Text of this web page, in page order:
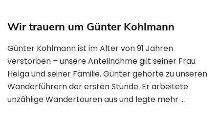
Wir trauern um Günter Kohlmann
Günter Kohlmann ist im Alter von 91 Jahren
verstorben – unsere Anteilnahme gilt seiner Frau
Helga und seiner Familie. Günter gehörte zu unseren
Wanderführern der ersten Stunde. Er arbeitete
unzählige Wandertouren aus und legte mehr …